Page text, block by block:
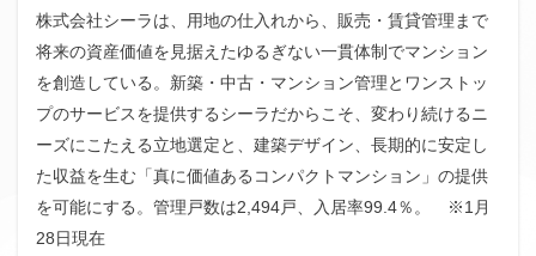
株式会社シーラは、用地の仕入れから、販売・賃貸管理まで
将来の資産価値を見据えたゆるぎない一貫体制でマンション
を創造している。新築・中古・マンション管理とワンストッ
プのサービスを提供するシーラだからこそ、変わり続けるニ
ーズにこたえる立地選定と、建築デザイン、長期的に安定し
た収益を生む「真に価値あるコンパクトマンション」の提供
を可能にする。管理戸数は2,494戸、入居率99.4％。 ※1月
28日現在